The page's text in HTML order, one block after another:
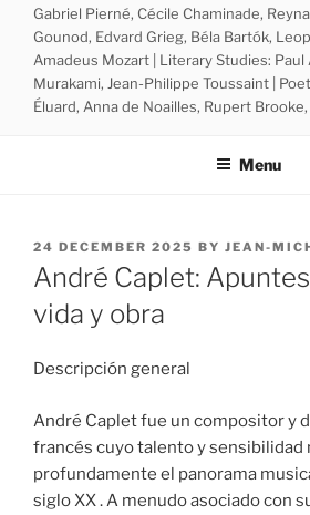
Gabriel Pierné, Cécile Chaminade,
Gounod, Edvard Grieg, Béla Bartók,
Amadeus Mozart | Literary Studies: Paul
Murakami, Jean-Philippe Toussaint |
Éluard, Anna de Noailles, Rupert Brooke,
Menu
POSTED
ON
24 DECEMBER 2025 BY JEAN-
André Caplet:
vida y obra
Descripción general
André Caplet fue un compositor y
francés cuyo talento y sensibilidad
profundamente el panorama
siglo XX . A menudo asociado con